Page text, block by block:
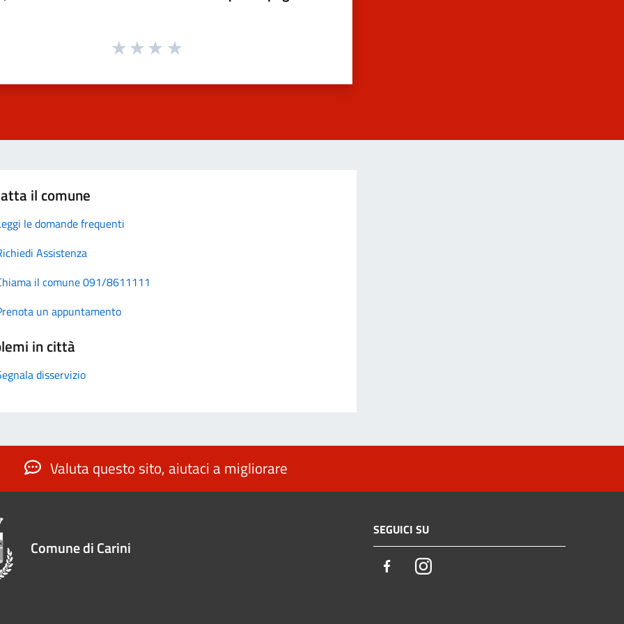
il comune
le domande frequenti
Assistenza
il comune 091/8611111
un appuntamento
in città
disservizio
Valuta questo sito, aiutaci a migliorare
Comune di Carini
SEGUICI SU
FacebookInstagram